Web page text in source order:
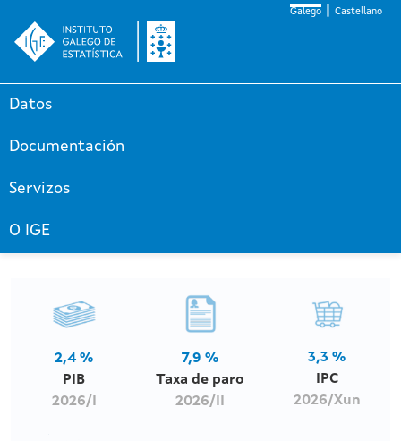
Galego Castellano
Datos
Documentación
Servizos
O IGE
2,4 %
PIB
2026/I
7,9 %
Taxa de paro
2026/II
3,3 %
IPC
2026/Xun